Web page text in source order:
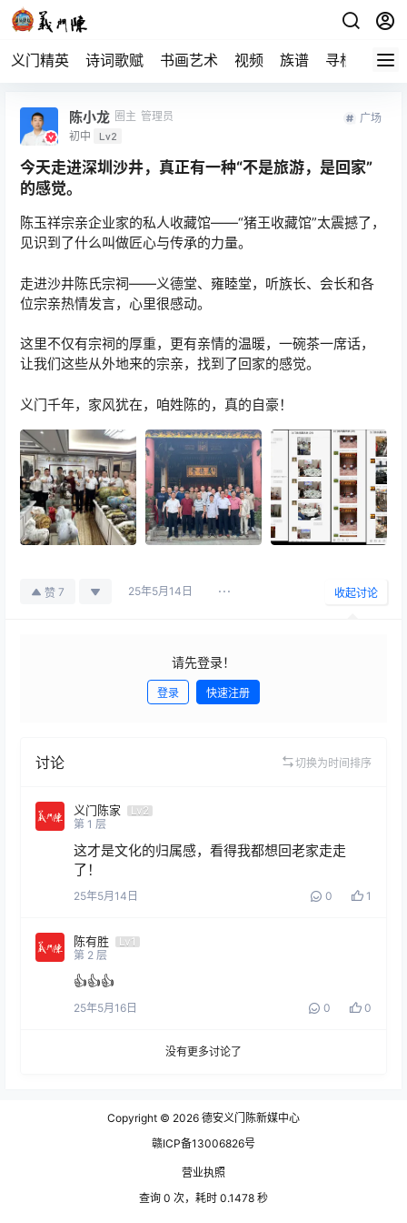
义门精英 诗词歌赋 书画艺术 视频 族谱 寻根
陈小龙 圈主 管理员
初中
Lv2
广场
今天走进深圳沙井，真正有一种“不是旅游，是回家”
的感觉。
陈玉祥宗亲企业家的私人收藏馆——“猪王收藏馆”太震撼了，
见识到了什么叫做匠心与传承的力量。
走进沙井陈氏宗祠——义德堂、雍睦堂，听族长、会长和各
位宗亲热情发言，心里很感动。
这里不仅有宗祠的厚重，更有亲情的温暖，一碗茶一席话，
让我们这些从外地来的宗亲，找到了回家的感觉。
义门千年，家风犹在，咱姓陈的，真的自豪！
赞 7 25年5月14日 收起讨论
请先登录！
登录 快速注册
讨论 切换为时间排序
义门陈家
Lv2
第 1 层
这才是文化的归属感，看得我都想回老家走走
了！
25年5月14日 0 1
陈有胜
Lv1
第 2 层
👍👍👍
25年5月16日 0 0
没有更多讨论了
Copyright © 2026 德安义门陈新媒中心
赣ICP备13006826号
营业执照
查询 0 次，耗时 0.1478 秒